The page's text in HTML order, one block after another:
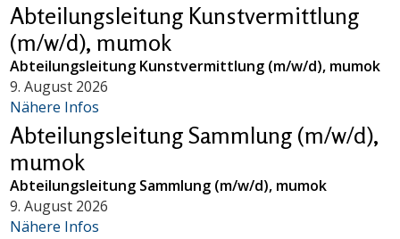
Abteilungsleitung Kunstvermittlung
(m/w/d), mumok
Abteilungsleitung Kunstvermittlung (m/w/d), mumok
9. August 2026
Nähere Infos
Abteilungsleitung Sammlung (m/w/d),
mumok
Abteilungsleitung Sammlung (m/w/d), mumok
9. August 2026
Nähere Infos